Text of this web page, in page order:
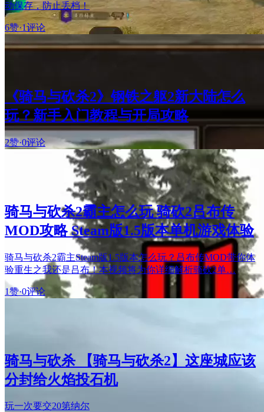
动保存，防止丢档！
6赞·1评论
《骑马与砍杀2》钢铁之躯2新大陆怎么
玩？新手入门教程与开局攻略
2赞·0评论
骑马与砍杀2霸主怎么玩 骑砍2吕布传
MOD攻略 Steam版1.5版本单机游戏体验
骑马与砍杀2霸主Steam版1.5版本怎么玩？吕布传MOD带你体
验重生之我还是吕布！本视频将为你详细解析骑砍2单…
1赞·0评论
骑马与砍杀 【骑马与砍杀2】这座城应该
分封给火焰投石机
玩一次要交20第纳尔